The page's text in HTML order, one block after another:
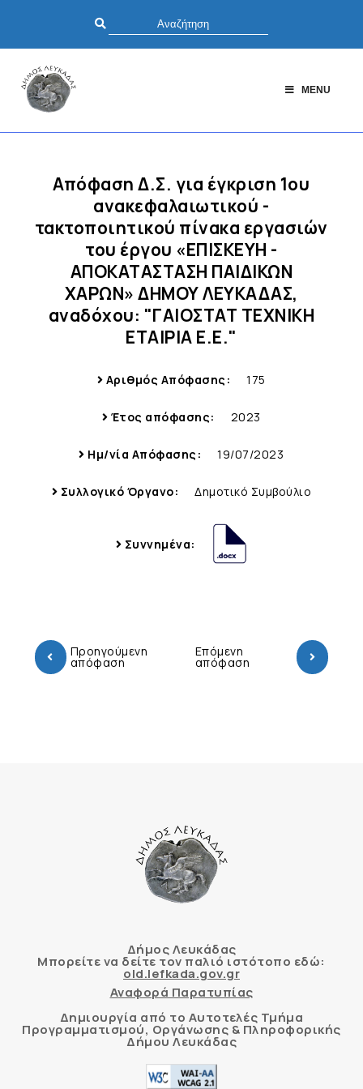
MENU
Απόφαση Δ.Σ. για έγκριση 1ου
ανακεφαλαιωτικού -
τακτοποιητικού πίνακα εργασιών
του έργου «ΕΠΙΣΚΕΥΗ -
ΑΠΟΚΑΤΑΣΤΑΣΗ ΠΑΙΔΙΚΩΝ
ΧΑΡΩΝ» ΔΗΜΟΥ ΛΕΥΚΑΔΑΣ,
αναδόχου: "ΓΑΙΟΣΤΑΤ ΤΕΧΝΙΚΗ
ΕΤΑΙΡΙΑ Ε.Ε."
Αριθμός Απόφασης: 175
Έτος απόφασης: 2023
Ημ/νία Απόφασης: 19/07/2023
Συλλογικό Όργανο: Δημοτικό Συμβούλιο
Συννημένα:
Προηγούμενη
απόφαση
Επόμενη
απόφαση
Δήμος Λευκάδας
Μπορείτε να δείτε τον παλιό ιστότοπο εδώ:
old.lefkada.gov.gr
Αναφορά Παρατυπίας
Δημιουργία από το Αυτοτελές Τμήμα
Προγραμματισμού, Οργάνωσης & Πληροφορικής
Δήμου Λευκάδας